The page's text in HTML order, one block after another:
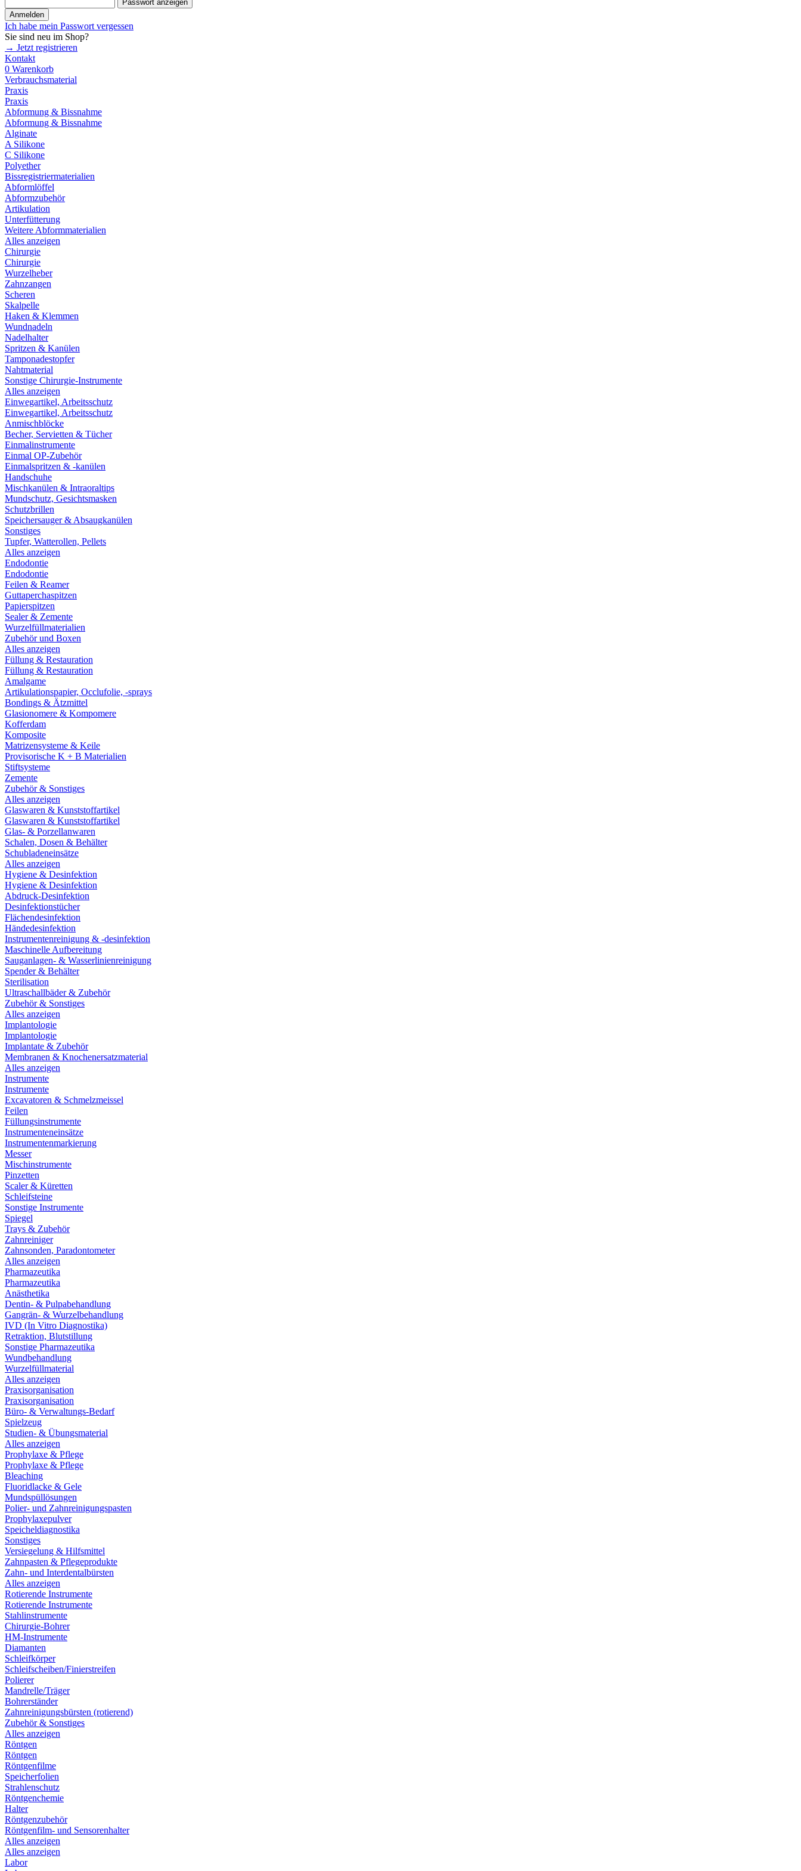
Passwort anzeigen
Anmelden
Ich habe mein Passwort vergessen
Sie sind neu im Shop?
→ Jetzt registrieren
Kontakt
0 Warenkorb
Verbrauchsmaterial
Praxis
Praxis
Abformung & Bissnahme
Abformung & Bissnahme
Alginate
A Silikone
C Silikone
Polyether
Bissregistriermaterialien
Abformlöffel
Abformzubehör
Artikulation
Unterfütterung
Weitere Abformmaterialien
Alles anzeigen
Chirurgie
Chirurgie
Wurzelheber
Zahnzangen
Scheren
Skalpelle
Haken & Klemmen
Wundnadeln
Nadelhalter
Spritzen & Kanülen
Tamponadestopfer
Nahtmaterial
Sonstige Chirurgie-Instrumente
Alles anzeigen
Einwegartikel, Arbeitsschutz
Einwegartikel, Arbeitsschutz
Anmischblöcke
Becher, Servietten & Tücher
Einmalinstrumente
Einmal OP-Zubehör
Einmalspritzen & -kanülen
Handschuhe
Mischkanülen & Intraoraltips
Mundschutz, Gesichtsmasken
Schutzbrillen
Speichersauger & Absaugkanülen
Sonstiges
Tupfer, Watterollen, Pellets
Alles anzeigen
Endodontie
Endodontie
Feilen & Reamer
Guttaperchaspitzen
Papierspitzen
Sealer & Zemente
Wurzelfüllmaterialien
Zubehör und Boxen
Alles anzeigen
Füllung & Restauration
Füllung & Restauration
Amalgame
Artikulationspapier, Occlufolie, -sprays
Bondings & Ätzmittel
Glasionomere & Kompomere
Kofferdam
Komposite
Matrizensysteme & Keile
Provisorische K + B Materialien
Stiftsysteme
Zemente
Zubehör & Sonstiges
Alles anzeigen
Glaswaren & Kunststoffartikel
Glaswaren & Kunststoffartikel
Glas- & Porzellanwaren
Schalen, Dosen & Behälter
Schubladeneinsätze
Alles anzeigen
Hygiene & Desinfektion
Hygiene & Desinfektion
Abdruck-Desinfektion
Desinfektionstücher
Flächendesinfektion
Händedesinfektion
Instrumentenreinigung & -desinfektion
Maschinelle Aufbereitung
Sauganlagen- & Wasserlinienreinigung
Spender & Behälter
Sterilisation
Ultraschallbäder & Zubehör
Zubehör & Sonstiges
Alles anzeigen
Implantologie
Implantologie
Implantate & Zubehör
Membranen & Knochenersatzmaterial
Alles anzeigen
Instrumente
Instrumente
Excavatoren & Schmelzmeissel
Feilen
Füllungsinstrumente
Instrumenteneinsätze
Instrumentenmarkierung
Messer
Mischinstrumente
Pinzetten
Scaler & Küretten
Schleifsteine
Sonstige Instrumente
Spiegel
Trays & Zubehör
Zahnreiniger
Zahnsonden, Paradontometer
Alles anzeigen
Pharmazeutika
Pharmazeutika
Anästhetika
Dentin- & Pulpabehandlung
Gangrän- & Wurzelbehandlung
IVD (In Vitro Diagnostika)
Retraktion, Blutstillung
Sonstige Pharmazeutika
Wundbehandlung
Wurzelfüllmaterial
Alles anzeigen
Praxisorganisation
Praxisorganisation
Büro- & Verwaltungs-Bedarf
Spielzeug
Studien- & Übungsmaterial
Alles anzeigen
Prophylaxe & Pflege
Prophylaxe & Pflege
Bleaching
Fluoridlacke & Gele
Mundspüllösungen
Polier- und Zahnreinigungspasten
Prophylaxepulver
Speicheldiagnostika
Sonstiges
Versiegelung & Hilfsmittel
Zahnpasten & Pflegeprodukte
Zahn- und Interdentalbürsten
Alles anzeigen
Rotierende Instrumente
Rotierende Instrumente
Stahlinstrumente
Chirurgie-Bohrer
HM-Instrumente
Diamanten
Schleifkörper
Schleifscheiben/Finierstreifen
Polierer
Mandrelle/Träger
Bohrerständer
Zahnreinigungsbürsten (rotierend)
Zubehör & Sonstiges
Alles anzeigen
Röntgen
Röntgen
Röntgenfilme
Speicherfolien
Strahlenschutz
Röntgenchemie
Halter
Röntgenzubehör
Röntgenfilm- und Sensorenhalter
Alles anzeigen
Alles anzeigen
Labor